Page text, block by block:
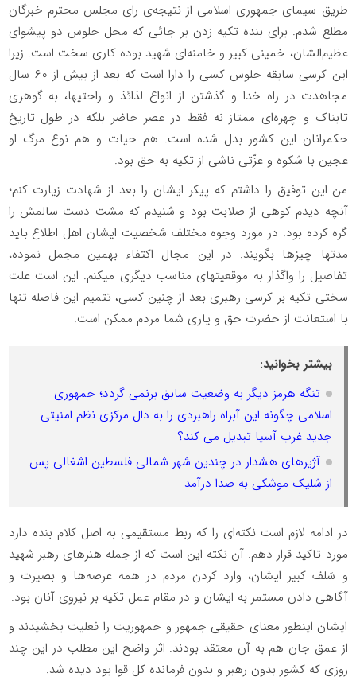
طریق سیمای جمهوری اسلامی از نتیجه‌ی رای مجلس محترم خبرگان
مطلع شدم. برای بنده تکیه زدن بر جائی که محل جلوس دو پیشوای
عظیم‌الشان، خمینی کبیر و خامنه‌ای شهید بوده کاری سخت است. زیرا
این کرسی سابقه جلوس کسی را دارا است که بعد از بیش از ۶۰ سال
مجاهدت در راه خدا و گذشتن از انواع لذائذ و راحتیها، به گوهری
تابناک و چهره‌ای ممتاز نه فقط در عصر حاضر بلکه در طول تاریخ
حکمرانان این کشور بدل شده است. هم حیات و هم نوع مرگ او
عجین با شکوه و عزّتی ناشی از تکیه به حق بود.
من این توفیق را داشتم که پیکر ایشان را بعد از شهادت زیارت کنم؛
آنچه دیدم کوهی از صلابت بود و شنیدم که مشت دست سالمش را
گره کرده بود. در مورد وجوه مختلف شخصیت ایشان اهل اطلاع باید
مدتها چیزها بگویند. در این مجال اکتفاء بهمین مجمل نموده،
تفاصیل را واگذار به موقعیتهای مناسب دیگری میکنم. این است علت
سختی تکیه بر کرسی رهبری بعد از چنین کسی، تتمیم این فاصله تنها
با استعانت از حضرت حق و یاری شما مردم ممکن است.
بیشتر بخوانید:
تنگه هرمز دیگر به وضعیت سابق برنمی گردد؛ جمهوری
اسلامی چگونه این آبراه راهبردی را به دال مرکزی نظم امنیتی
جدید غرب آسیا تبدیل می کند؟
آژیرهای هشدار در چندین شهر شمالی فلسطین اشغالی پس
از شلیک موشکی به صدا درآمد
در ادامه لازم است نکته‌ای را که ربط مستقیمی به اصل کلام بنده دارد
مورد تاکید قرار دهم. آن نکته این است که از جمله هنرهای رهبر شهید
و سَلف کبیر ایشان، وارد کردن مردم در همه عرصه‌ها و بصیرت و
آگاهی دادن مستمر به ایشان و در مقام عمل تکیه بر نیروی آنان بود.
ایشان اینطور معنای حقیقی جمهور و جمهوریت را فعلیت بخشیدند و
از عمق جان هم به آن معتقد بودند. اثر واضح این مطلب در این چند
روزی که کشور بدون رهبر و بدون فرمانده کل قوا بود دیده شد.